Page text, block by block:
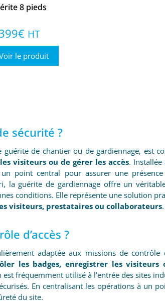
8 pieds
€ HT
le produit
sécurité ?
guérite de chantier ou de gardiennage, est
visiteurs ou de gérer les accès. Installée
point central pour assurer une
la guérite de gardiennage offre un
conditions. Elle représente une solution
visiteurs, prestataires ou collaborateurs.
d’accès ?
adaptée aux missions de contrôle
les badges, enregistrer les visiteurs
est fréquemment utilisé à l’entrée des sites
En centralisant les opérations à un
du site.